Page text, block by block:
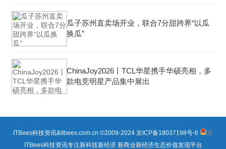
瓜子苏州直卖场开业，联合7分甜跨界“以瓜
换瓜”
ChinaJoy2026丨TCL华星携手华硕亮相，多
款电竞明星产品集中展出
ITBees科技资讯&itbees.com.cn ©2009-2024 京ICP备18037198号-6
京
ITBees科技资讯专注新科技新经济 新商业新经济生态价值发现平台